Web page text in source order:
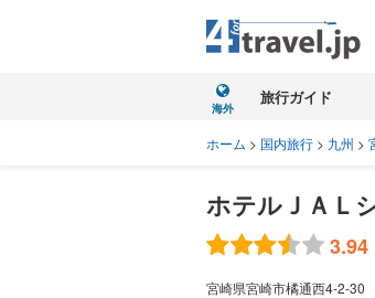
海外
旅行ガイド
ホーム > 国内旅行 > 九州 >
ホテルＪＡＬ
3.94
宮崎県宮崎市橘通西4-2-30